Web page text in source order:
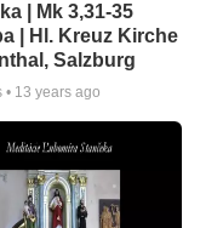
| Mk 3,31-35
| Hl. Kreuz Kirche
Salzburg
• 13 years ago